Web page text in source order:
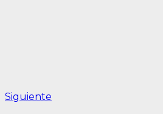
Siguiente